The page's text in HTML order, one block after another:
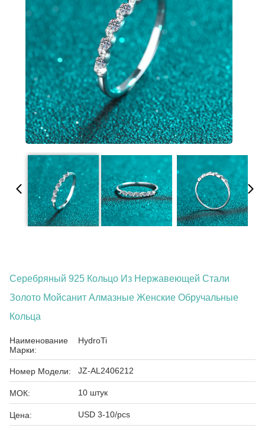
Серебряный 925 Кольцо Из Нержавеющей Стали
Золото Мойсанит Алмазные Женские Обручальные
Кольца
Наименование
Марки:
HydroTi
Номер Модели: JZ-AL2406212
МОК: 10 штук
Цена: USD 3-10/pcs